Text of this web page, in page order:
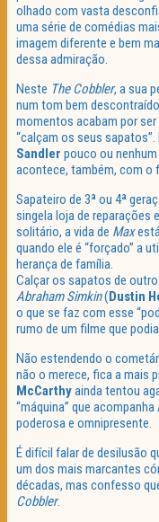
olhado com vasta
uma série de comédias
imagem diferente e bem
dessa admiração.
Neste The Cobbler, a sua
num tom bem
momentos acabam por
“calçam os seus sapatos”.
Sandler pouco ou
acontece, também, com o
Sapateiro de 3ª ou 4ª
singela loja de reparações
solitário, a vida de Max
quando ele é “forçado” a
herança de família.
Calçar os sapatos de
Abraham Simkin(Dustin
o que se faz com esse
rumo de um filme que
Não estendendo o
não o merece, fica a mais
McCarthyainda tentou
“máquina” que acompanha
poderosa e omnipresente.
É difícil falar de desilusão
um dos mais marcantes
décadas, mas confesso
Cobbler.